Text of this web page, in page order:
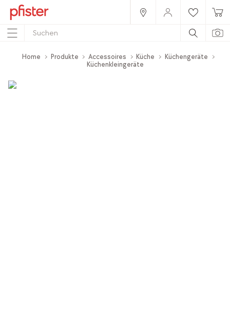
Home Produkte Accessoires Küche
Küchengeräte
Küchenkleingeräte